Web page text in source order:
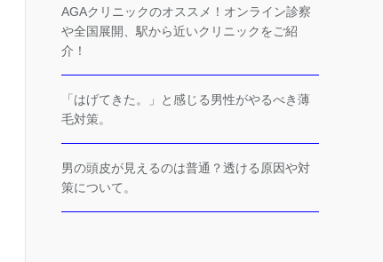
AGAクリニックのオススメ！オンライン診察
や全国展開、駅から近いクリニックをご紹
介！
「はげてきた。」と感じる男性がやるべき薄
毛対策。
男の頭皮が見えるのは普通？透ける原因や対
策について。